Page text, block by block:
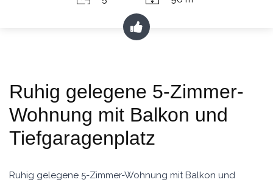
Ruhig gelegene 5-Zimmer-
Wohnung mit Balkon und
Tiefgaragenplatz
Ruhig gelegene 5-Zimmer-Wohnung mit Balkon und